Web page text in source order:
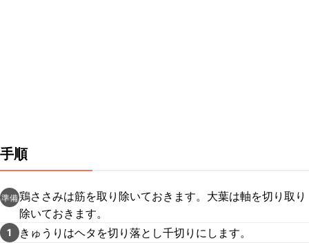
手順
準備鶏ささみは筋を取り除いておきます。大葉は軸を切り取り
除いておきます。
1 きゅうりはヘタを切り落とし千切りにします。